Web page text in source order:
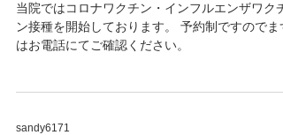
当院ではコロナワクチン・インフルエンザワクチ
ン接種を開始しております。 予約制ですのでま
はお電話にてご確認ください。
sandy6171